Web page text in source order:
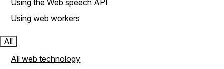
Using the Web speech API
Using web workers
All
All web technology